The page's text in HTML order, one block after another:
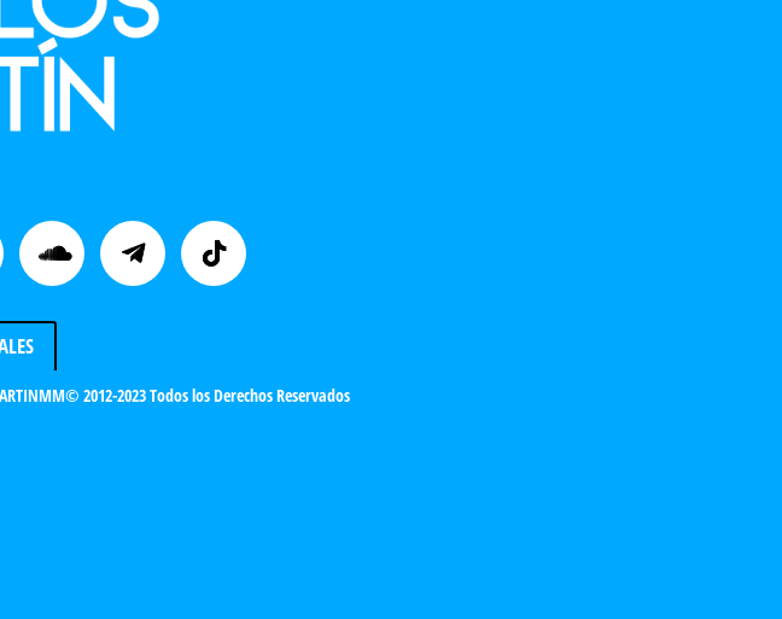
2012-2023 Todos los Derechos Reservados